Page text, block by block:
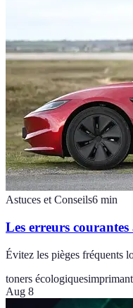
Astuces et Conseils6 min
Les erreurs courantes
Évitez les pièges fréquents
toners écologiques
Aug 8